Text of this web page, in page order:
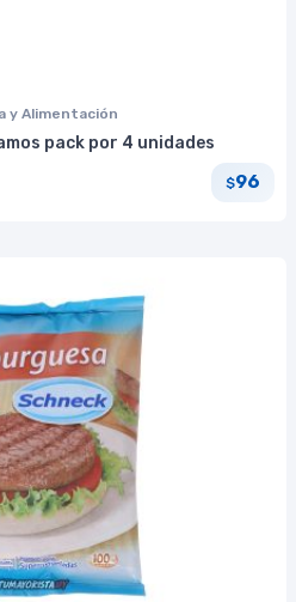
y Alimentación
pack por 4 unidades
$96